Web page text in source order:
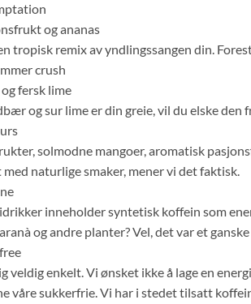
og ananas
tropisk remix av yndlingssangen din.
crush
fersk lime
og sur lime er din greie, vil du elske
solmodne mangoer, aromatisk
naturlige smaker, mener vi det faktisk.
inneholder syntetisk koffein som
og andre planter? Vel, det var et
veldig enkelt. Vi ønsket ikke å lage en
våre sukkerfrie. Vi har i stedet tilsatt